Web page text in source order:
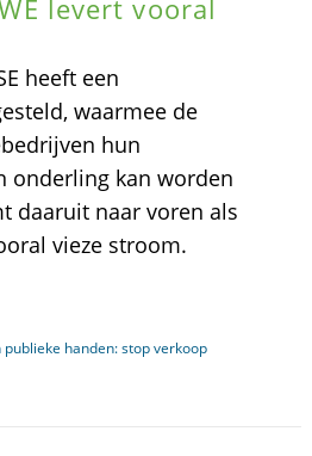
levert vooral
heeft een
waarmee de
hun
onderling kan worden
daaruit naar voren als
vieze stroom.
publieke handen: stop verkoop